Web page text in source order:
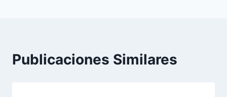
Publicaciones Similares